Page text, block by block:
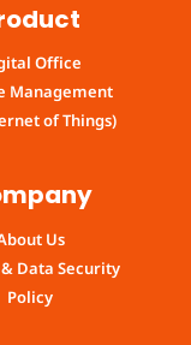
Office
Management
of Things)
Us
Data Security
Policy